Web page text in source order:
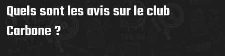
Quels sont les avis sur le club
Carbone ?